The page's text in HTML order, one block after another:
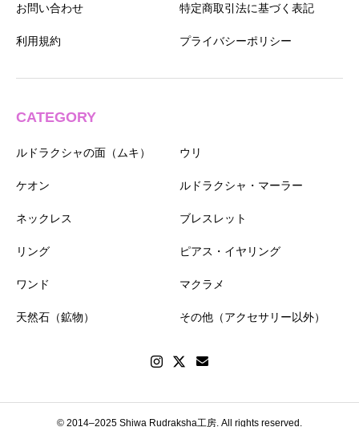
お問い合わせ 特定商取引法に基づく表記
利用規約 プライバシーポリシー
CATEGORY
ルドラクシャの面（ムキ） ウリ
ケオン ルドラクシャ・マーラー
ネックレス ブレスレット
リング ピアス・イヤリング
ワンド マクラメ
天然石（鉱物） その他（アクセサリー以外）
© 2014–2025 Shiwa Rudraksha工房. All rights reserved.